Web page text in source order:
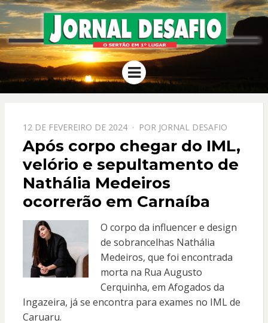
JORNAL
DESAFIO
O Sertão em 1º Lugar
Menu
PPOSTADO
EM
12 DE FEVEREIRO DE 2024 POR JORNAL DESAFIO
Após corpo chegar do IML,
velório e sepultamento de
Nathália Medeiros
ocorrerão em Carnaíba
O corpo da influencer e design
de sobrancelhas Nathália
Medeiros, que foi encontrada
morta na Rua Augusto
Cerquinha, em Afogados da
Ingazeira, já se encontra para exames no IML de
Caruaru.